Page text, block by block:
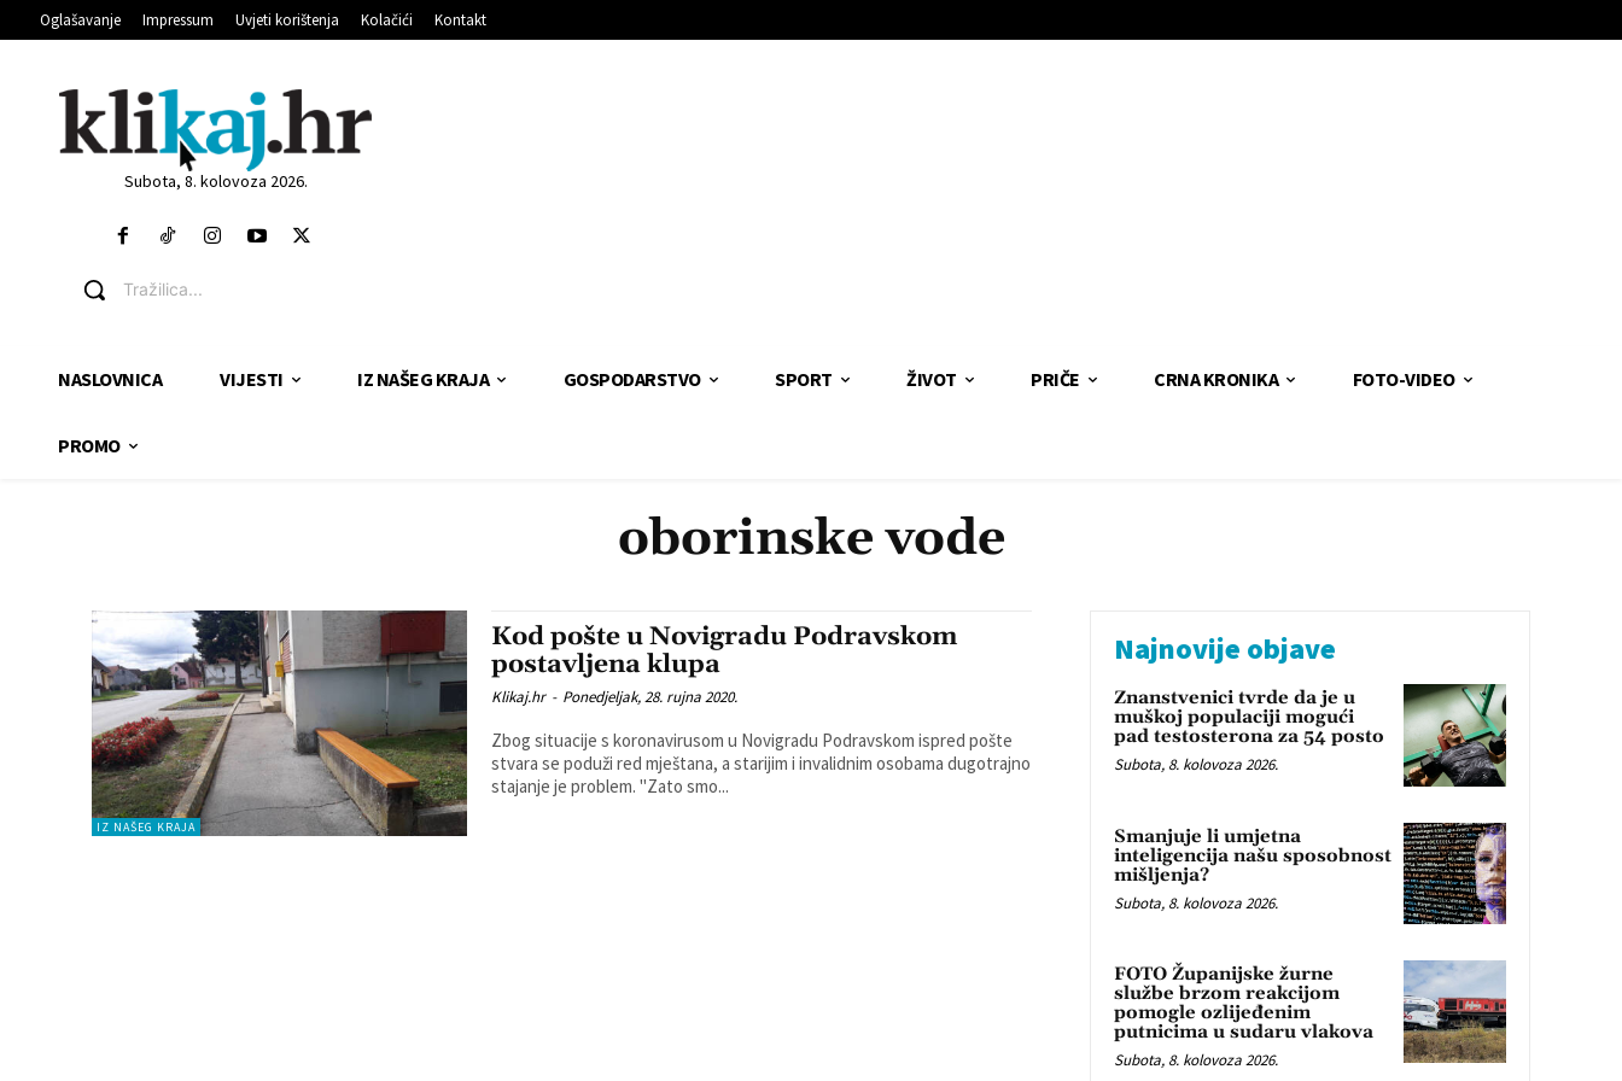
Oglašavanje Impressum Uvjeti korištenja Kolačići Kontakt
Subota, 8. kolovoza 2026.
Tražilica...
NASLOVNICA VIJESTI IZ NAŠEG KRAJA GOSPODARSTVO SPORT ŽIVOT PRIČE CRNA KRONIKA FOTO-VIDEO
PROMO
oborinske vode
IZ NAŠEG KRAJA
Kod pošte u Novigradu Podravskom
postavljena klupa
Klikaj.hr - Ponedjeljak, 28. rujna 2020.
Zbog situacije s koronavirusom u Novigradu Podravskom ispred pošte
stvara se poduži red mještana, a starijim i invalidnim osobama dugotrajno
stajanje je problem. "Zato smo...
Najnovije objave
Znanstvenici tvrde da je u
muškoj populaciji mogući
pad testosterona za 54 posto
Subota, 8. kolovoza 2026.
Smanjuje li umjetna
inteligencija našu sposobnost
mišljenja?
Subota, 8. kolovoza 2026.
FOTO Županijske žurne
službe brzom reakcijom
pomogle ozlijeđenim
putnicima u sudaru vlakova
Subota, 8. kolovoza 2026.